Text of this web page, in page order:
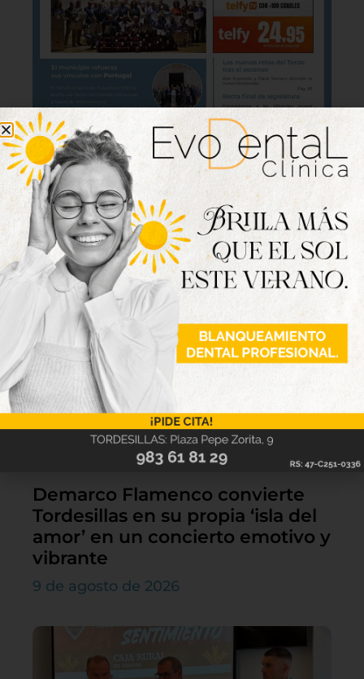
Lo último
Demarco Flamenco convierte
Tordesillas en su propia ‘isla del
amor’ en un concierto emotivo y
vibrante
9 de agosto de 2026